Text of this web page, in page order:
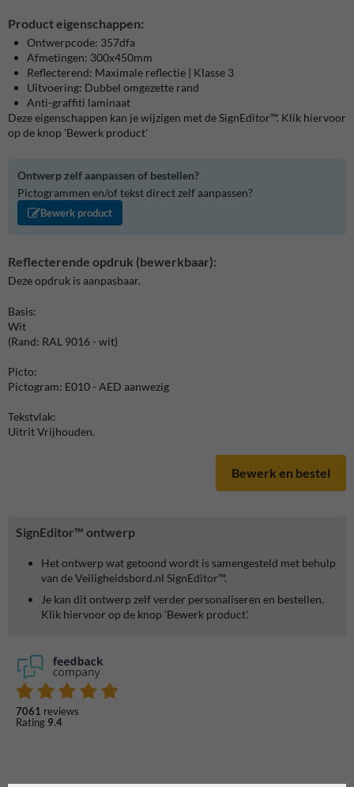
SignEditor™ ontwerp
Het ontwerp wat getoond wordt is samengesteld met behulp
van de Veiligheidsbord.nl SignEditor™.
Je kan dit ontwerp zelf verder personaliseren en bestellen.
Klik hiervoor op de knop 'Bewerk product'.
7061 reviews
Rating 9.4
Product eigenschappen:
Ontwerpcode: 357dfa
Afmetingen: 300x450mm
Reflecterend: Maximale reflectie | Klasse 3
Uitvoering: Dubbel omgezette rand
Anti-graffiti laminaat
Deze eigenschappen kan je wijzigen met de SignEditor™. Klik hiervoor
op de knop 'Bewerk product'
Ontwerp zelf aanpassen of bestellen?
Pictogrammen en/of tekst direct zelf aanpassen?
Bewerk product
Reflecterende opdruk (bewerkbaar):
Deze opdruk is aanpasbaar.
Basis:
Wit
(Rand: RAL 9016 - wit)
Picto:
Pictogram: E010 - AED aanwezig
Tekstvlak:
Uitrit Vrijhouden.
Bewerk en bestel